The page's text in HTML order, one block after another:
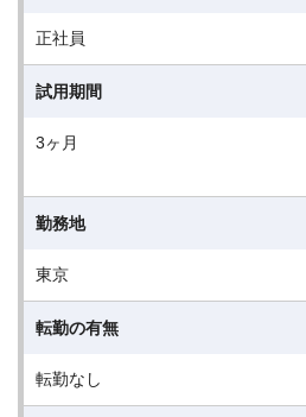
正社員
試用期間
3ヶ月
勤務地
東京
転勤の有無
転勤なし